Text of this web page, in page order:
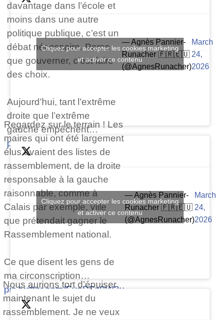
davantage dans l’école et
moins dans une autre
politique publique, c’est un
débat nécessaire. Parce
que gouverner, c’est faire
des choix.
Aujourd’hui, tant l’extrême
droite que l’extrême
gauche empêchent…
pic.twitter.com/pL6DioAq9g
— Agnès Pannier-
Runacher 🇫🇷🇪🇺
(@AgnesRunacher)
March
24,
2026
Cliquez pour accepter les cookies marketing
et activer ce contenu
Regardez sur le terrain ! Les
maires qui ont été largement
élus avaient des listes de
rassemblement, de la droite
responsable à la gauche
raisonnable, comme à
Calais par exemple, ville
que prétendait gagner le
Rassemblement national.
Ce que disent les gens de
ma circonscription…
pic.twitter.com/EyePFz0W3u
— Agnès Pannier-
Runacher 🇫🇷🇪🇺
(@AgnesRunacher)
March
24,
2026
Cliquez pour accepter les cookies marketing
et activer ce contenu
Nous aurions tort d’épuiser
maintenant le sujet du
rassemblement. Je ne veux